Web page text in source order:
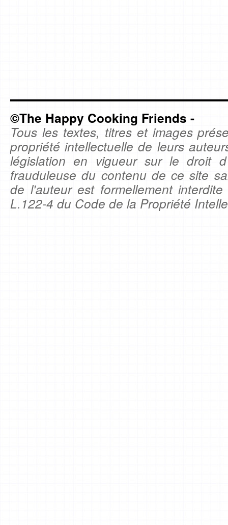
©The Happy Cooking Friends -
Tous les textes, titres et images
propriété intellectuelle de leurs
législation en vigueur sur le droit
frauduleuse du contenu de ce site
de l'auteur est formellement
L.122-4 du Code de la Propriété